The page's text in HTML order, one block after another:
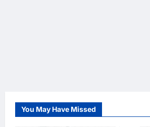
You May Have Missed